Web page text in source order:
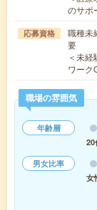
のサポ
応募資格
職種未
要
＜未
ワーク
職場の雰囲気
年齢層
20
男女比率
女